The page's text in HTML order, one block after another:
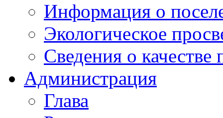
Информация о
Экологическое
Сведения о качестве
Администрация
Глава